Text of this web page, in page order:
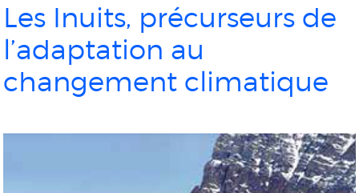
Les Inuits, précurseurs de
l’adaptation au
changement climatique